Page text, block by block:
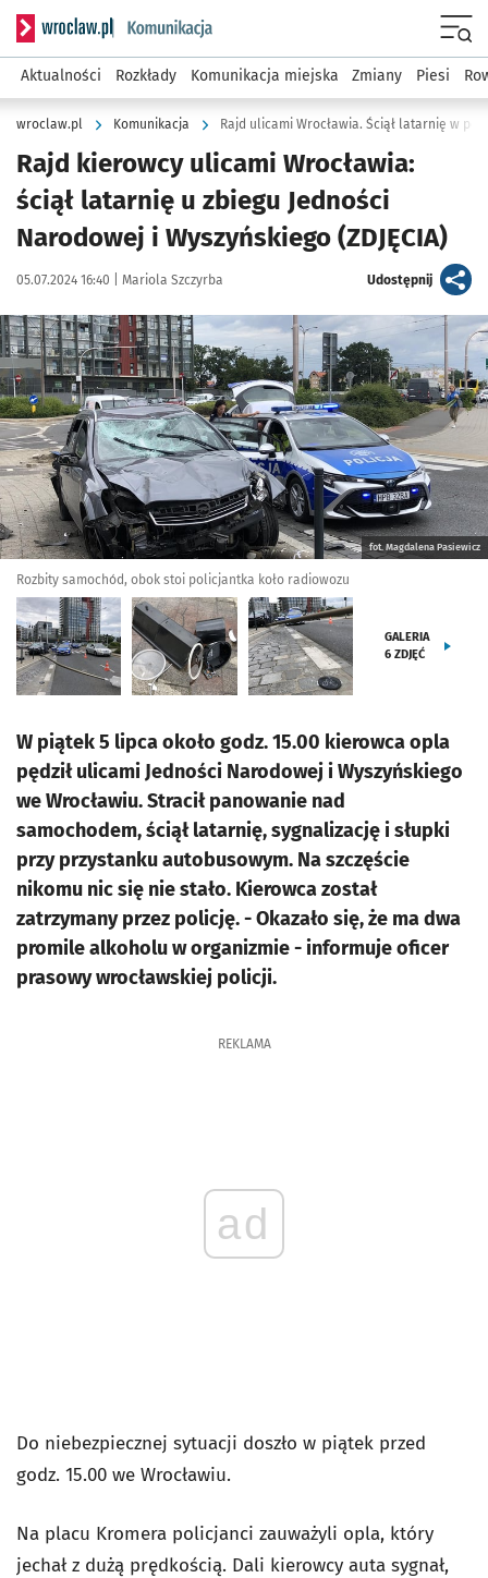
Serwis informacyjny wroclaw.pl podserwis: Komunikacja
Aktualności Rozkłady Komunikacja miejska Zmiany Piesi
wroclaw.pl Komunikacja Rajd ulicami Wrocławia. Ściął latarnię w
Rajd kierowcy ulicami Wrocławia:
ściął latarnię u zbiegu Jedności
Narodowej i Wyszyńskiego (ZDJĘCIA)
Data publikacji:
05.07.2024 16:40 | Autor:
Mariola Szczyrba Udostępnijartykuł
Kliknij, aby zobaczyć galerię
fot. Magdalena Pasiewicz
Rozbity samochód, obok stoi policjantka koło radiowozu
GALERIA
6 ZDJĘĆ
W piątek 5 lipca około godz. 15.00 kierowca opla
pędził ulicami Jedności Narodowej i Wyszyńskiego
we Wrocławiu. Stracił panowanie nad
samochodem, ściął latarnię, sygnalizację i słupki
przy przystanku autobusowym. Na szczęście
nikomu nic się nie stało. Kierowca został
zatrzymany przez policję. - Okazało się, że ma dwa
promile alkoholu w organizmie - informuje oficer
prasowy wrocławskiej policji.
REKLAMA
ad
Do niebezpiecznej sytuacji doszło w piątek przed
godz. 15.00 we Wrocławiu.
Na placu Kromera policjanci zauważyli opla, który
jechał z dużą prędkością. Dali kierowcy auta sygnał,